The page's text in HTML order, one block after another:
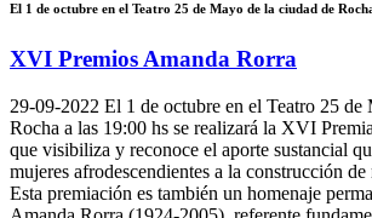
El 1 de octubre en el Teatro 25 de Mayo de la ciudad de
XVI Premios Amanda Rorra
29-09-2022 El 1 de octubre en el Teatro 25 de
Rocha a las 19:00 hs se realizará la XVI
que visibiliza y reconoce el aporte sustancial
mujeres afrodescendientes a la construcción de
Esta premiación es también un homenaje